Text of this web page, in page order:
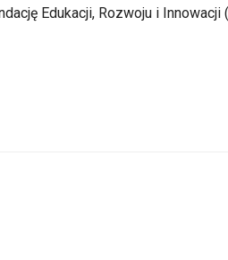
Edukacji, Rozwoju i Innowacji